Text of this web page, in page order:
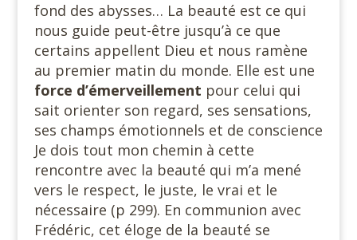
fond des abysses… La beauté est ce qui
nous guide peut-être jusqu’à ce que
certains appellent Dieu et nous ramène
au premier matin du monde. Elle est une
force d’émerveillement pour celui qui
sait orienter son regard, ses sensations,
ses champs émotionnels et de conscience
Je dois tout mon chemin à cette
rencontre avec la beauté qui m’a mené
vers le respect, le juste, le vrai et le
nécessaire (p 299). En communion avec
Frédéric, cet éloge de la beauté se